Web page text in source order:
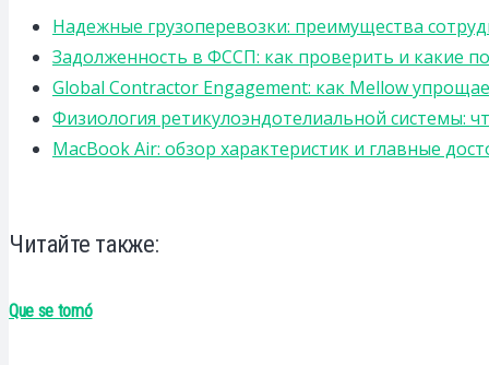
Надежные грузоперевозки: преимущества
Задолженность в ФССП: как проверить и какие
Global Contractor Engagement: как Mellow
Физиология ретикулоэндотелиальной системы:
MacBook Air: обзор характеристик и главные
Читайте также:
Que se tomó